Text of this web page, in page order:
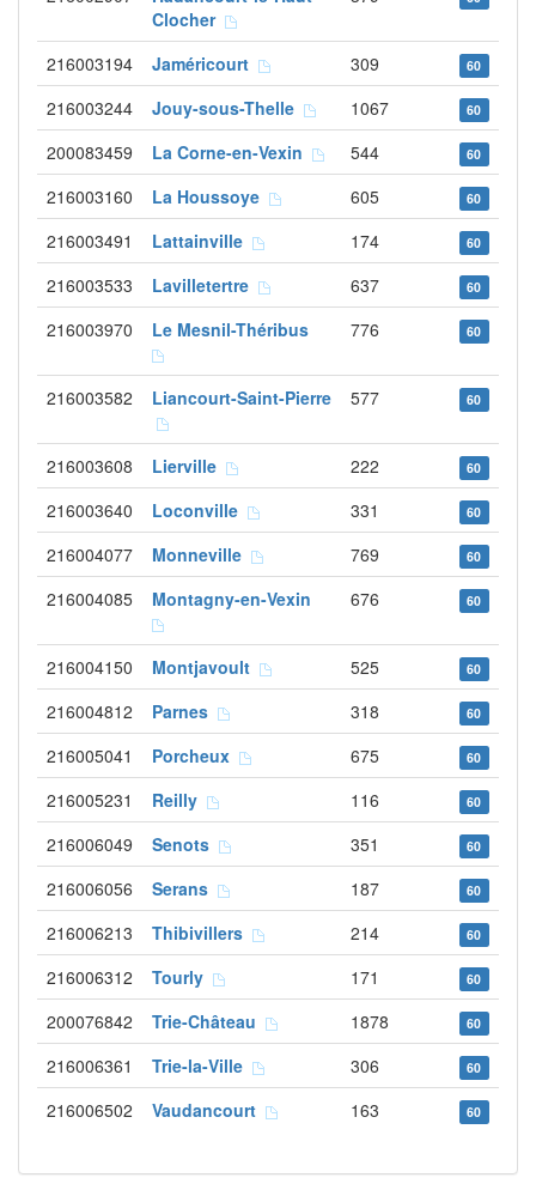
Clocher
216003194 Jaméricourt 309 60
216003244 Jouy-sous-Thelle 1067 60
200083459 La Corne-en-Vexin 544 60
216003160 La Houssoye 605 60
216003491 Lattainville 174 60
216003533 Lavilletertre 637 60
216003970 Le Mesnil-Théribus 776 60
216003582 Liancourt-Saint-Pierre 577 60
216003608 Lierville 222 60
216003640 Loconville 331 60
216004077 Monneville 769 60
216004085 Montagny-en-Vexin 676 60
216004150 Montjavoult 525 60
216004812 Parnes 318 60
216005041 Porcheux 675 60
216005231 Reilly 116 60
216006049 Senots 351 60
216006056 Serans 187 60
216006213 Thibivillers 214 60
216006312 Tourly 171 60
200076842 Trie-Château 1878 60
216006361 Trie-la-Ville 306 60
216006502 Vaudancourt 163 60